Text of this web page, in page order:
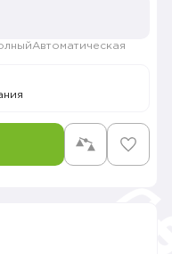
Автоматическая